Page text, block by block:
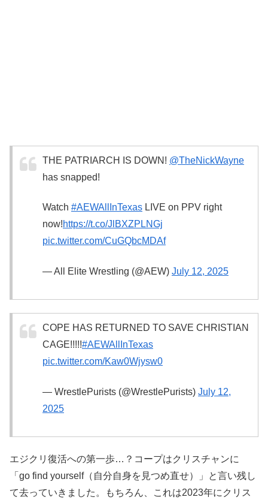
THE PATRIARCH IS DOWN! @TheNickWayne
has snapped!
Watch #AEWAllInTexas LIVE on PPV right
now!https://t.co/JlBXZPLNGj
pic.twitter.com/CuGQbcMDAf
— All Elite Wrestling (@AEW) July 12, 2025
COPE HAS RETURNED TO SAVE CHRISTIAN
CAGE!!!!!#AEWAllInTexas
pic.twitter.com/Kaw0Wjysw0
— WrestlePurists (@WrestlePurists) July 12,
2025
エジクリ復活への第一歩…？コープはクリスチャンに
「go find yourself（自分自身を見つめ直せ）」と言い残し
て去っていきました。もちろん、これは2023年にクリス